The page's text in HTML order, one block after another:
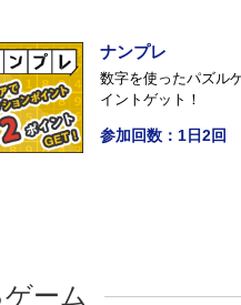
ナンプレ
数字を使ったパズル
イントゲット！
参加回数：1日2回
ーム